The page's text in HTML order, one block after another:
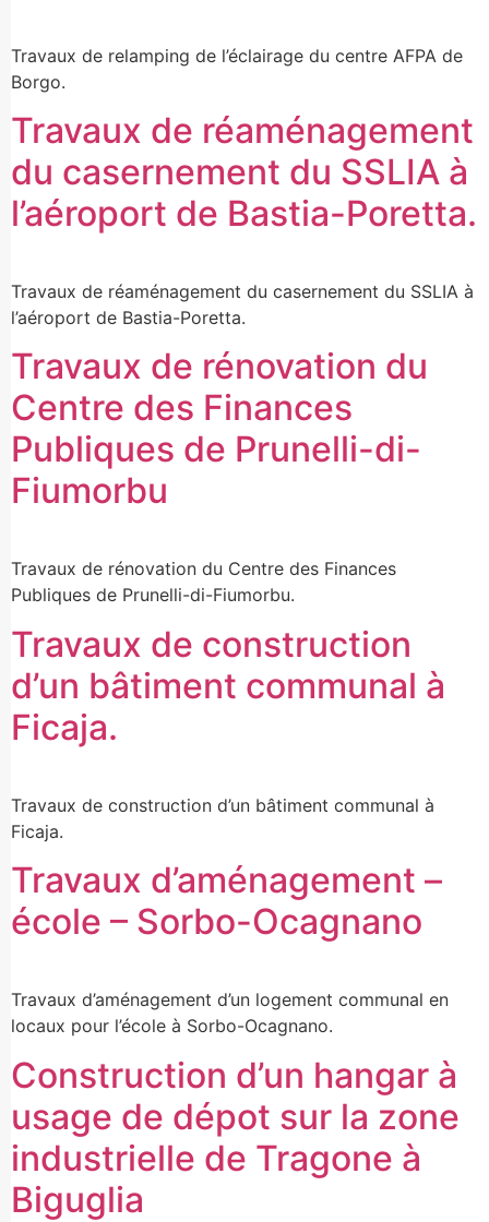
Travaux de relamping de l’éclairage du centre AFPA de
Borgo.
Travaux de réaménagement
du casernement du SSLIA à
l’aéroport de Bastia-Poretta.
Travaux de réaménagement du casernement du SSLIA à
l’aéroport de Bastia-Poretta.
Travaux de rénovation du
Centre des Finances
Publiques de Prunelli-di-
Fiumorbu
Travaux de rénovation du Centre des Finances
Publiques de Prunelli-di-Fiumorbu.
Travaux de construction
d’un bâtiment communal à
Ficaja.
Travaux de construction d’un bâtiment communal à
Ficaja.
Travaux d’aménagement –
école – Sorbo-Ocagnano
Travaux d’aménagement d’un logement communal en
locaux pour l’école à Sorbo-Ocagnano.
Construction d’un hangar à
usage de dépot sur la zone
industrielle de Tragone à
Biguglia